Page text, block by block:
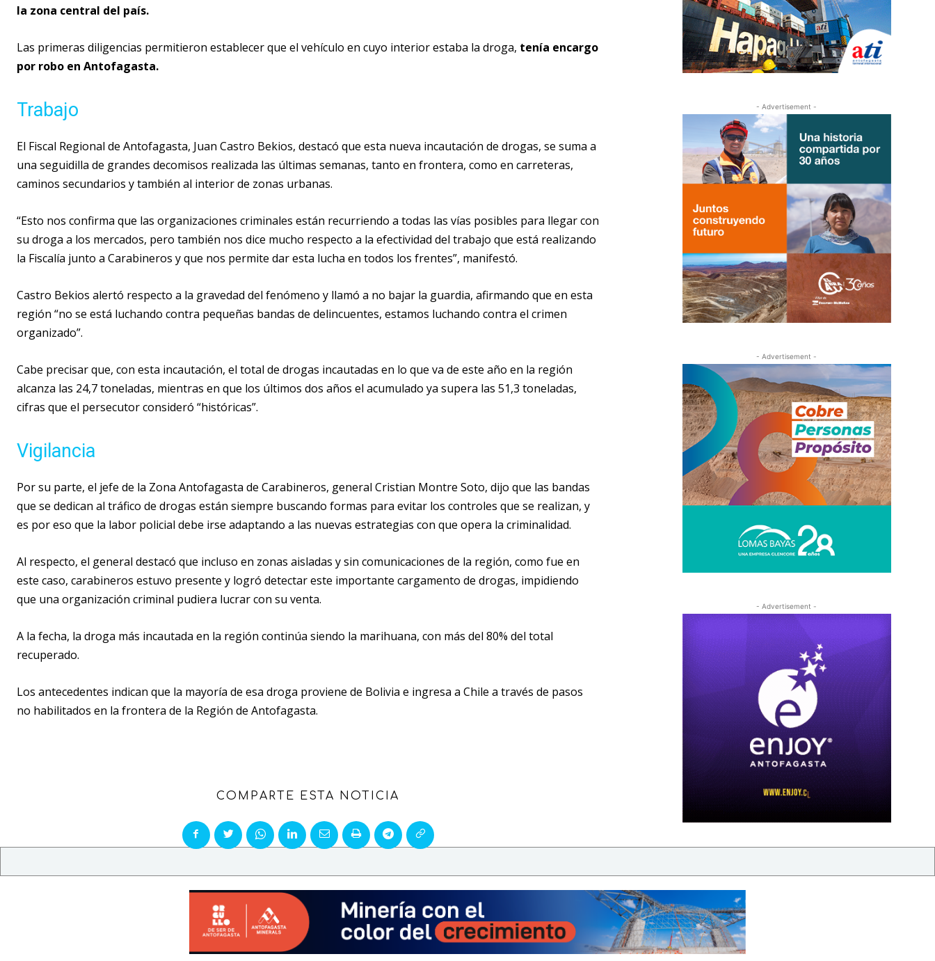
la zona central del país.
Las primeras diligencias permitieron establecer que el vehículo en cuyo interior estaba la droga, tenía encargo
por robo en Antofagasta.
Trabajo
El Fiscal Regional de Antofagasta, Juan Castro Bekios, destacó que esta nueva incautación de drogas, se suma a
una seguidilla de grandes decomisos realizada las últimas semanas, tanto en frontera, como en carreteras,
caminos secundarios y también al interior de zonas urbanas.
“Esto nos confirma que las organizaciones criminales están recurriendo a todas las vías posibles para llegar con
su droga a los mercados, pero también nos dice mucho respecto a la efectividad del trabajo que está realizando
la Fiscalía junto a Carabineros y que nos permite dar esta lucha en todos los frentes”, manifestó.
Castro Bekios alertó respecto a la gravedad del fenómeno y llamó a no bajar la guardia, afirmando que en esta
región “no se está luchando contra pequeñas bandas de delincuentes, estamos luchando contra el crimen
organizado”.
Cabe precisar que, con esta incautación, el total de drogas incautadas en lo que va de este año en la región
alcanza las 24,7 toneladas, mientras en que los últimos dos años el acumulado ya supera las 51,3 toneladas,
cifras que el persecutor consideró “históricas”.
Vigilancia
Por su parte, el jefe de la Zona Antofagasta de Carabineros, general Cristian Montre Soto, dijo que las bandas
que se dedican al tráfico de drogas están siempre buscando formas para evitar los controles que se realizan, y
es por eso que la labor policial debe irse adaptando a las nuevas estrategias con que opera la criminalidad.
Al respecto, el general destacó que incluso en zonas aisladas y sin comunicaciones de la región, como fue en
este caso, carabineros estuvo presente y logró detectar este importante cargamento de drogas, impidiendo
que una organización criminal pudiera lucrar con su venta.
A la fecha, la droga más incautada en la región continúa siendo la marihuana, con más del 80% del total
recuperado.
Los antecedentes indican que la mayoría de esa droga proviene de Bolivia e ingresa a Chile a través de pasos
no habilitados en la frontera de la Región de Antofagasta.
COMPARTE ESTA NOTICIA
- Advertisement -
- Advertisement -
- Advertisement -